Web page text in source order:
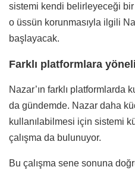
sistemi kendi belirleyeceği
o üssün korunmasıyla ilgili
başlayacak.
Farklı platformlara
Nazar’ın farklı platformlarda
da gündemde. Nazar daha
kullanılabilmesi için sistemi
çalışma da bulunuyor.
Bu çalışma sene sonuna